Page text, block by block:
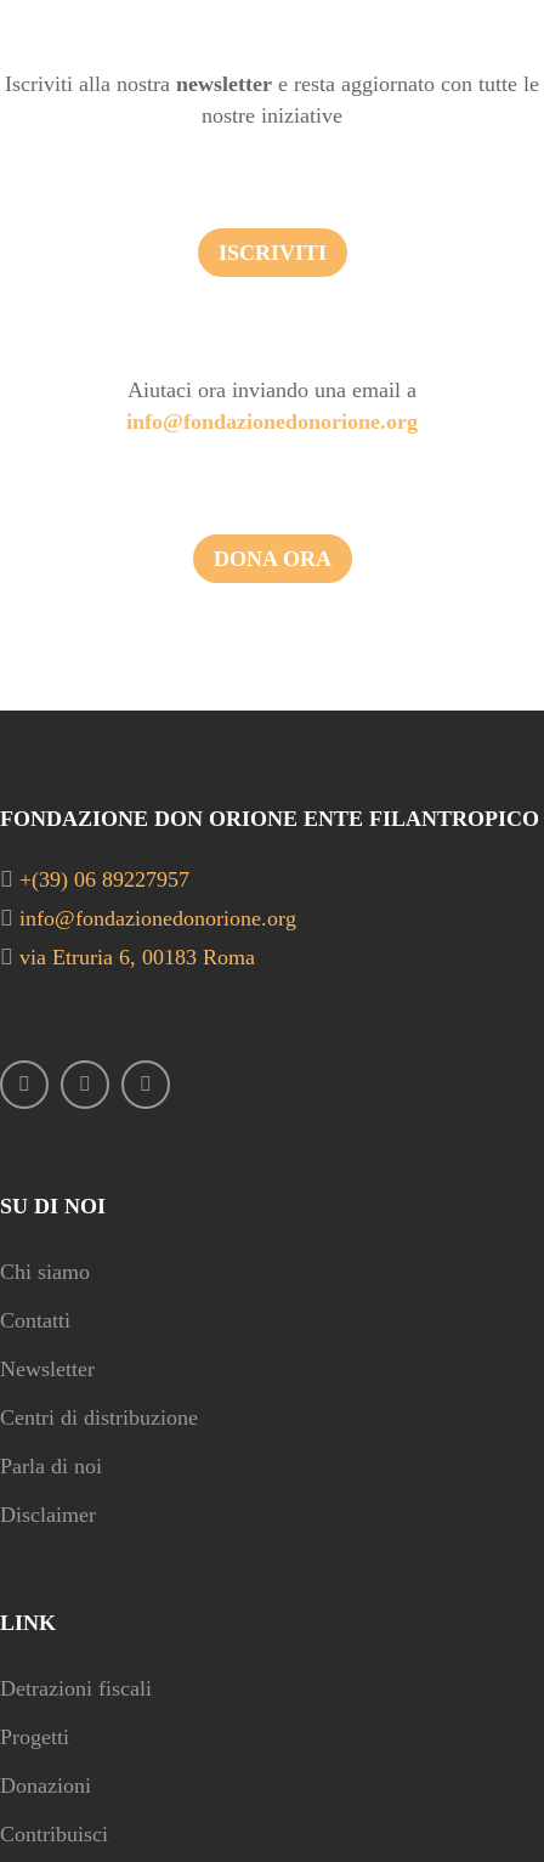
Iscriviti alla nostra newsletter e resta aggiornato con tutte le
nostre iniziative
ISCRIVITI
Aiutaci ora inviando una email a
info@fondazionedonorione.org
DONA ORA
FONDAZIONE DON ORIONE ENTE FILANTROPICO
+(39) 06 89227957
info@fondazionedonorione.org
via Etruria 6, 00183 Roma
SU DI NOI
Chi siamo
Contatti
Newsletter
Centri di distribuzione
Parla di noi
Disclaimer
LINK
Detrazioni fiscali
Progetti
Donazioni
Contribuisci